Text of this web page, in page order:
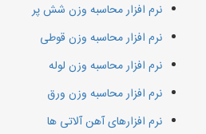
نرم افزار محاسبه وزن شش پر
نرم افزار محاسبه وزن قوطی
نرم افزار محاسبه وزن لوله
نرم افزار محاسبه وزن ورق
نرم افزارهای آهن آلاتی ها